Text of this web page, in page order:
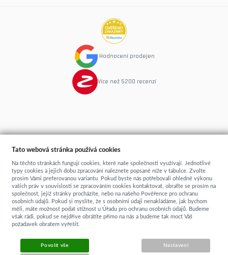
Hodnocení prodejen
Více než 5200 recenzí
...přímo od výrobce
Tato webová stránka používá cookies
Na těchto stránkách fungují cookies, které naše společnosti využívají. Jednotlivé
typy cookies a jejich dobu zpracování naleznete popsané níže v tabulce. Zvolte
prosím Vámi preferovanou variantu. Pokud byste nás potřebovali ohledně výkonu
vašich práv v souvislosti se zpracováním cookies kontaktovat, obraťte se prosím na
společnost, jejíž stránky procházíte, nebo na našeho Pověřence pro ochranu
osobních údajů. Pokud si myslíte, že s osobními údaji nenakládáme, jak bychom
měli, máte možnost podat stížnost u Úřadu pro ochranu osobních údajů. Budeme
však rádi, pokud se nejdříve obrátíte přímo na nás a budeme tak moct Váš
požadavek obratem vyřešit.
Povolit vše Nastavení